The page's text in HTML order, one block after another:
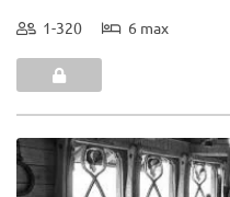
1-320 6 max